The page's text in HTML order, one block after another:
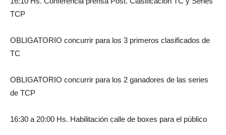
TCP
OBLIGATORIO concurrir para los 3 primeros clasificados de
TC
OBLIGATORIO concurrir para los 2 ganadores de las series
de TCP
16:30 a 20:00 Hs. Habilitación calle de boxes para el público